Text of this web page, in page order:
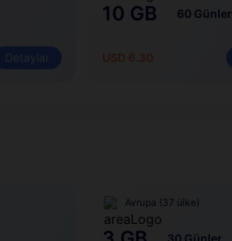
Detaylar
10 GB 60 Günler
USD 6.30
Avrupa (37 ülke)
30 Günler